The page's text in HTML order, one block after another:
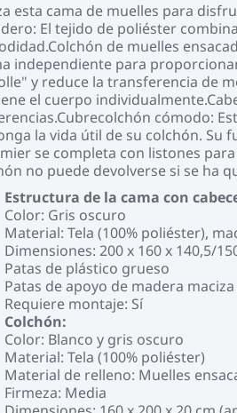
esta cama de muelles para
El tejido de poliéster
de muelles
independiente para
y reduce la transferencia de
el cuerpo
cómodo:
la vida útil de su colchón. Su
se completa con listones
no puede devolverse si se ha
Estructura de la cama con
Color: Gris oscuro
Material: Tela (100% poliéster),
Dimensiones: 200 x 160 x 140,5/
Patas de plástico grueso
Patas de apoyo de madera
Requiere montaje: Sí
Colchón:
Color: Blanco y gris oscuro
Material: Tela (100% poliéster)
Material de relleno: Muelles
Firmeza: Media